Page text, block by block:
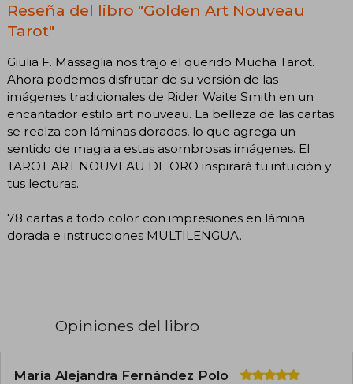
Reseña del libro "Golden Art Nouveau
Tarot"
Giulia F. Massaglia nos trajo el querido Mucha Tarot.
Ahora podemos disfrutar de su versión de las
imágenes tradicionales de Rider Waite Smith en un
encantador estilo art nouveau. La belleza de las cartas
se realza con láminas doradas, lo que agrega un
sentido de magia a estas asombrosas imágenes. El
TAROT ART NOUVEAU DE ORO inspirará tu intuición y
tus lecturas.
78 cartas a todo color con impresiones en lámina
dorada e instrucciones MULTILENGUA.
Opiniones del libro
María Alejandra Fernández Polo